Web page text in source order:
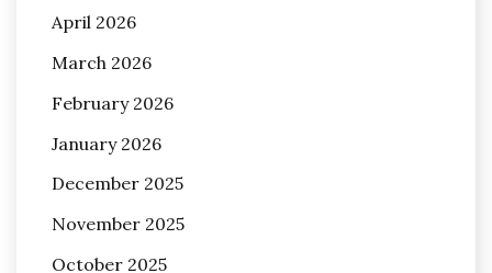
April 2026
March 2026
February 2026
January 2026
December 2025
November 2025
October 2025